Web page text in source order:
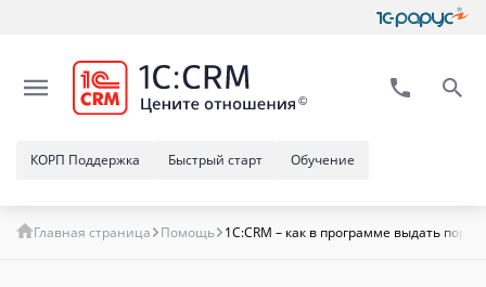
Обучение
Быстрый старт
КОРП Поддержка
Главная страница Помощь 1C:CRM – как в программе выдать